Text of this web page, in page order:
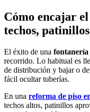
Cómo encajar
techos,
El éxito de una fontanería
recorrido. Lo habitual es
de distribución y bajar o
fácil ocultar tuberías.
En una reforma de piso
techos altos, patinillos